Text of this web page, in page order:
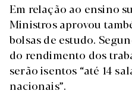
Em relação ao ensino
Ministros aprovou
bolsas de estudo.
do rendimento dos
serão isentos “até 14
nacionais”.